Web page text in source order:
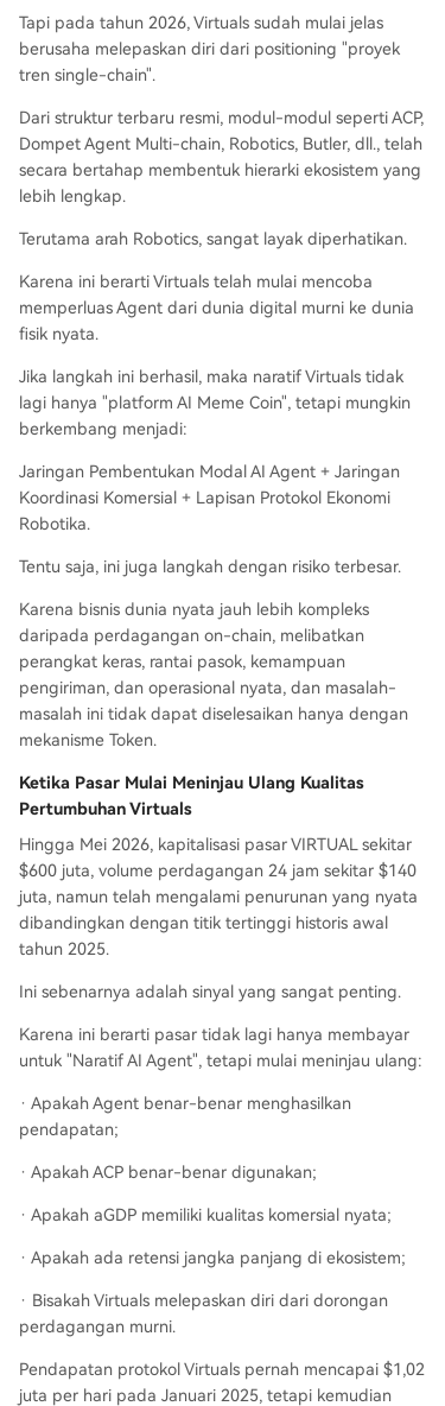
Tapi pada tahun 2026, Virtuals sudah mulai jelas
berusaha melepaskan diri dari positioning "proyek
tren single-chain".
Dari struktur terbaru resmi, modul-modul seperti ACP,
Dompet Agent Multi-chain, Robotics, Butler, dll., telah
secara bertahap membentuk hierarki ekosistem yang
lebih lengkap.
Terutama arah Robotics, sangat layak diperhatikan.
Karena ini berarti Virtuals telah mulai mencoba
memperluas Agent dari dunia digital murni ke dunia
fisik nyata.
Jika langkah ini berhasil, maka naratif Virtuals tidak
lagi hanya "platform AI Meme Coin", tetapi mungkin
berkembang menjadi:
Jaringan Pembentukan Modal AI Agent + Jaringan
Koordinasi Komersial + Lapisan Protokol Ekonomi
Robotika.
Tentu saja, ini juga langkah dengan risiko terbesar.
Karena bisnis dunia nyata jauh lebih kompleks
daripada perdagangan on-chain, melibatkan
perangkat keras, rantai pasok, kemampuan
pengiriman, dan operasional nyata, dan masalah-
masalah ini tidak dapat diselesaikan hanya dengan
mekanisme Token.
Ketika Pasar Mulai Meninjau Ulang Kualitas
Pertumbuhan Virtuals
Hingga Mei 2026, kapitalisasi pasar VIRTUAL sekitar
$600 juta, volume perdagangan 24 jam sekitar $140
juta, namun telah mengalami penurunan yang nyata
dibandingkan dengan titik tertinggi historis awal
tahun 2025.
Ini sebenarnya adalah sinyal yang sangat penting.
Karena ini berarti pasar tidak lagi hanya membayar
untuk "Naratif AI Agent", tetapi mulai meninjau ulang:
· Apakah Agent benar-benar menghasilkan
pendapatan;
· Apakah ACP benar-benar digunakan;
· Apakah aGDP memiliki kualitas komersial nyata;
· Apakah ada retensi jangka panjang di ekosistem;
· Bisakah Virtuals melepaskan diri dari dorongan
perdagangan murni.
Pendapatan protokol Virtuals pernah mencapai $1,02
juta per hari pada Januari 2025, tetapi kemudian